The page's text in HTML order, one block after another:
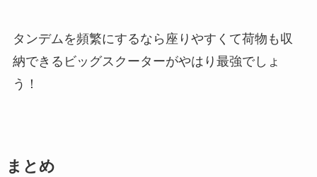
タンデムを頻繁にするなら座りやすくて荷物も収
納できるビッグスクーターがやはり最強でしょ
う！
まとめ